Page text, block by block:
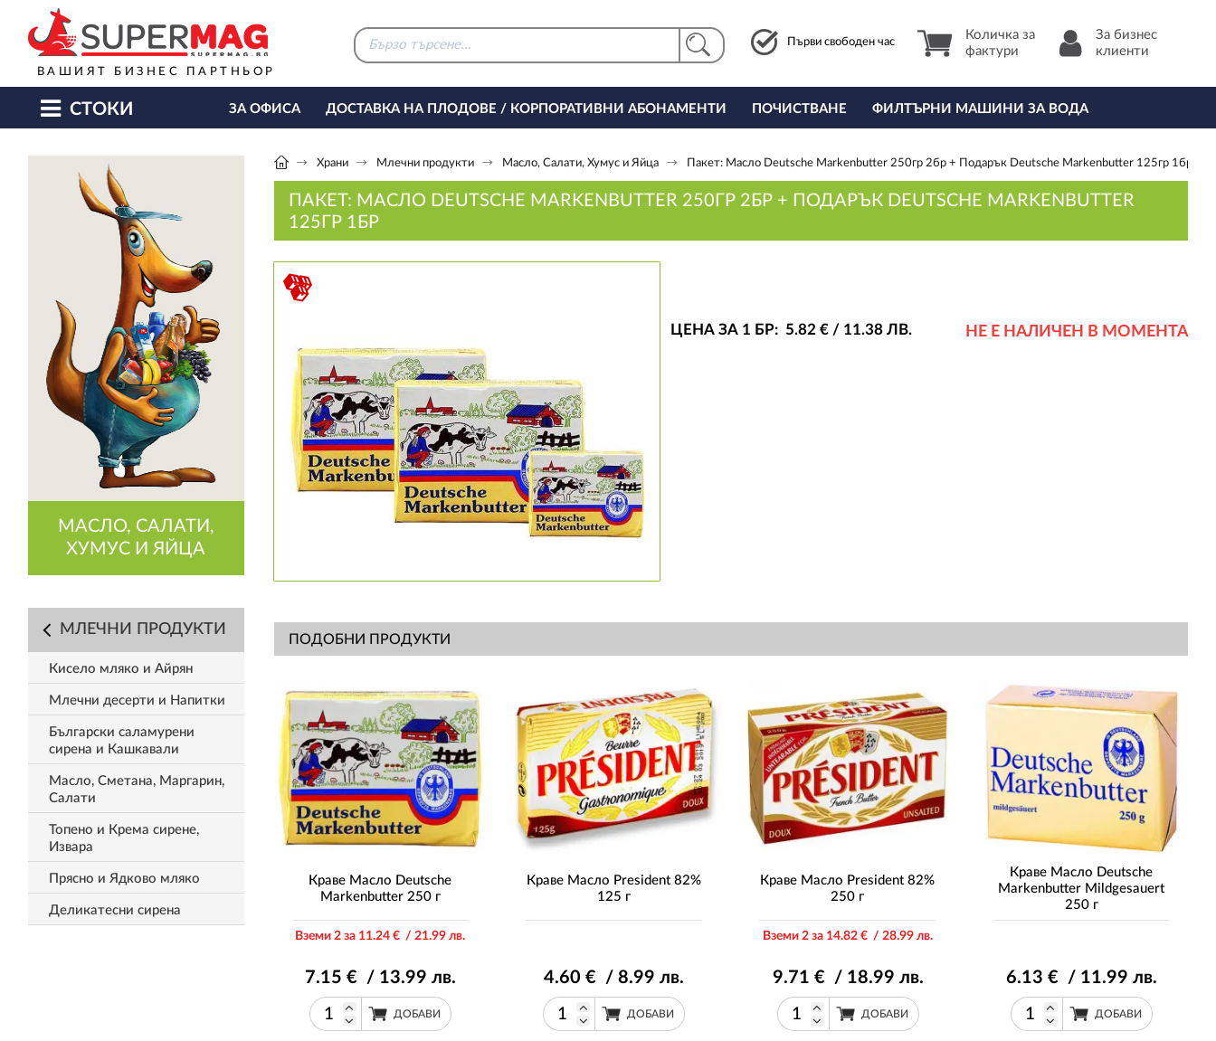
ВАШИЯТ БИЗНЕС ПАРТНЬОР
Първи свободен час
Количка за
фактури
За бизнес
клиенти
СТОКИ ЗА ОФИСА ДОСТАВКА НА ПЛОДОВЕ / КОРПОРАТИВНИ АБОНАМЕНТИ ПОЧИСТВАНЕ ФИЛТЪРНИ МАШИНИ ЗА ВОДА
МАСЛО, САЛАТИ,
ХУМУС И ЯЙЦА
МЛЕЧНИ ПРОДУКТИ
Кисело мляко и Айрян
Млечни десерти и Напитки
Български саламурени
сирена и Кашкавали
Масло, Сметана, Маргарин,
Салати
Топено и Крема сирене,
Извара
Прясно и Ядково мляко
Деликатесни сирена
Храни Млечни продукти Масло, Салати, Хумус и Яйца Пакет: Масло Deutsche Markenbutter 250гр 2бр + Подарък Deutsche Markenbutter 125гр 1бр
ПАКЕТ: МАСЛО DEUTSCHE MARKENBUTTER 250ГР 2БР + ПОДАРЪК DEUTSCHE MARKENBUTTER
125ГР 1БР
ЦЕНА ЗА 1 БР: 5.82 € / 11.38ЛВ. НЕ Е НАЛИЧЕН В МОМЕНТА
ПОДОБНИ ПРОДУКТИ
Краве Масло Deutsche
Markenbutter 250 г
Вземи 2 за 11.24 € / 21.99 лв.
7.15 € / 13.99 лв.
ДОБАВИ
Краве Масло President 82%
125 г
4.60 € / 8.99 лв.
ДОБАВИ
Краве Масло President 82%
250 г
Вземи 2 за 14.82 € / 28.99 лв.
9.71 € / 18.99 лв.
ДОБАВИ
Краве Масло Deutsche
Markenbutter Mildgesauert
250 г
6.13 € / 11.99 лв.
ДОБАВИ